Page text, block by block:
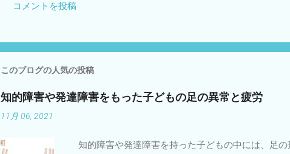
ン
ト
コメントを投稿
このブログの人気の投稿
知的障害や発達障害をもった子どもの足の異常と疲労
11月 06, 2021
知的障害や発達障害を持った子どもの中には、足